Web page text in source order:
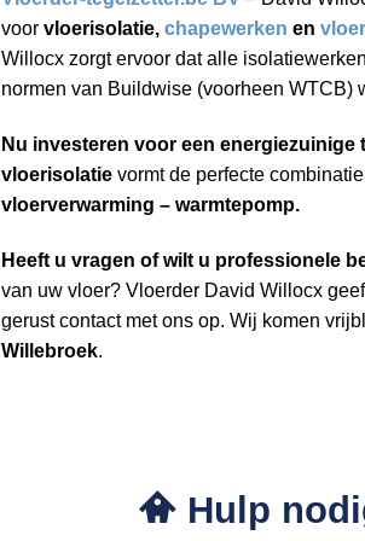
voor vloerisolatie, chapewerken en
Willocx zorgt ervoor dat alle
normen van Buildwise (voorheen WTCB)
Nu investeren voor een
vloerisolatie vormt de perfecte
vloerverwarming – warmtepomp.
Heeft u vragen of wilt u professionele
van uw vloer? Vloerder David Willocx
gerust contact met ons op. Wij komen
Willebroek.
Hulp